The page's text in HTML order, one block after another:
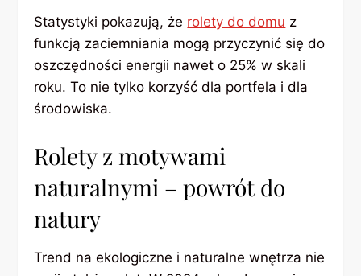
Statystyki pokazują, że rolety do domu z
funkcją zaciemniania mogą przyczynić się do
oszczędności energii nawet o 25% w skali
roku. To nie tylko korzyść dla portfela i dla
środowiska.
Rolety z motywami
naturalnymi – powrót do
natury
Trend na ekologiczne i naturalne wnętrza nie